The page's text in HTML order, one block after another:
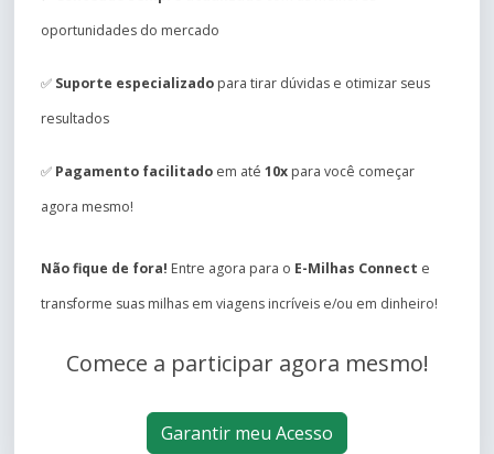
oportunidades do mercado
✅ Suporte especializado para tirar dúvidas e otimizar seus
resultados
✅ Pagamento facilitado em até 10x para você começar
agora mesmo!
Não fique de fora! Entre agora para o E-Milhas Connect e
transforme suas milhas em viagens incríveis e/ou em dinheiro!
Comece a participar agora mesmo!
Garantir meu Acesso